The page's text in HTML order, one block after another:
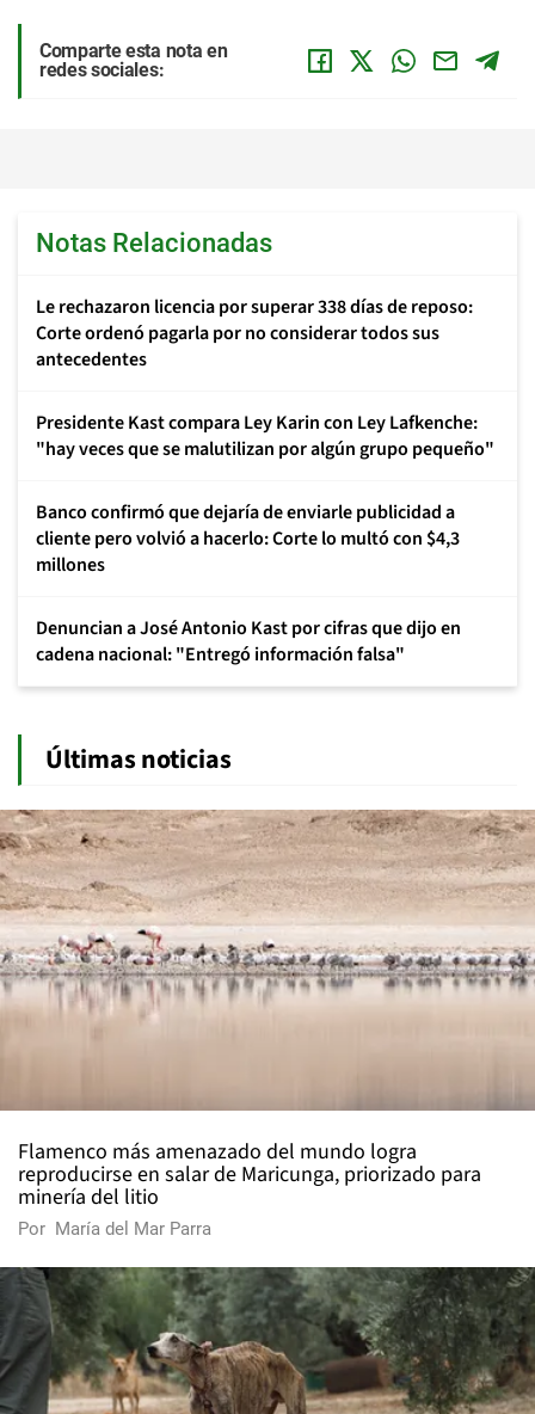
Comparte esta nota en
redes sociales:
Notas Relacionadas
Le rechazaron licencia por superar 338 días de reposo:
Corte ordenó pagarla por no considerar todos sus
antecedentes
Presidente Kast compara Ley Karin con Ley Lafkenche:
"hay veces que se malutilizan por algún grupo pequeño"
Banco confirmó que dejaría de enviarle publicidad a
cliente pero volvió a hacerlo: Corte lo multó con $4,3
millones
Denuncian a José Antonio Kast por cifras que dijo en
cadena nacional: "Entregó información falsa"
Últimas noticias
Flamenco más amenazado del mundo logra
reproducirse en salar de Maricunga, priorizado para
minería del litio
Por María del Mar Parra